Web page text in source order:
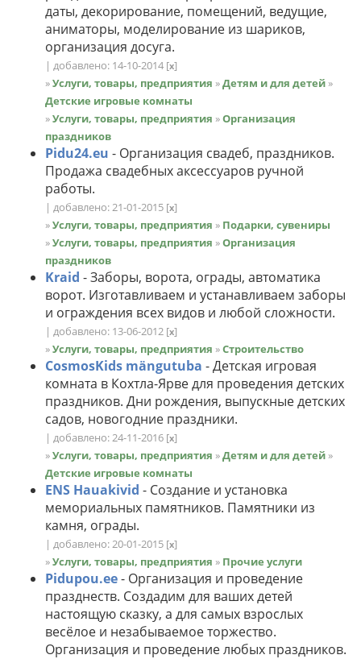
даты, декорирование, помещений, ведущие,
аниматоры, моделирование из шариков,
организация досуга.
| добавлено: 14-10-2014 [x]
»Услуги, товары, предприятия »Детям и для детей »
Детские игровые комнаты
»Услуги, товары, предприятия »Организация
праздников
Pidu24.eu - Организация свадеб, праздников.
Продажа свадебных аксессуаров ручной
работы.
| добавлено: 21-01-2015 [x]
»Услуги, товары, предприятия » Подарки, сувениры
»Услуги, товары, предприятия »Организация
праздников
Kraid - Заборы, ворота, ограды, автоматика
ворот. Изготавливаем и устанавливаем заборы
и ограждения всех видов и любой сложности.
| добавлено: 13-06-2012 [x]
»Услуги, товары, предприятия »Строительство
CosmosKids mängutuba - Детская игровая
комната в Кохтла-Ярве для проведения детских
праздников. Дни рождения, выпускные детских
садов, новогодние праздники.
| добавлено: 24-11-2016 [x]
»Услуги, товары, предприятия »Детям и для детей »
Детские игровые комнаты
ENS Hauakivid - Создание и установка
мемориальных памятников. Памятники из
камня, ограды.
| добавлено: 20-01-2015 [x]
»Услуги, товары, предприятия » Прочие услуги
Pidupou.ee- Организация и проведение
празднеств. Создадим для ваших детей
настоящую сказку, а для самых взрослых
весёлое и незабываемое торжество.
Организация и проведение любых праздников.